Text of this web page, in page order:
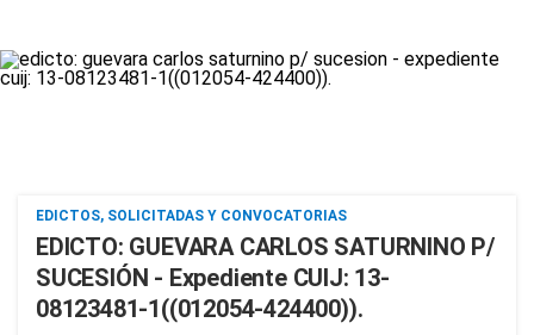
EDICTOS, SOLICITADAS Y CONVOCATORIAS
EDICTO: GUEVARA CARLOS SATURNINO P/
SUCESIÓN - Expediente CUIJ: 13-
08123481-1((012054-424400)).